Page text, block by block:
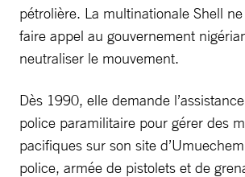
pétrolière. La multinationale Shell
faire appel au gouvernement
neutraliser le mouvement.
Dès 1990, elle demande
police paramilitaire pour gérer des
pacifiques sur son site
police, armée de pistolets et de